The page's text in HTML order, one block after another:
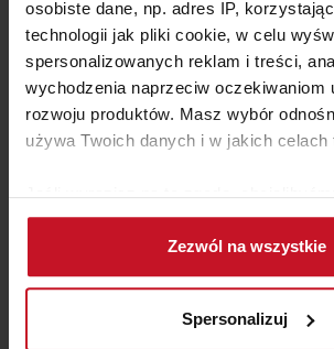
osobiste dane, np. adres IP,
technologii jak pliki cookie, w celu
spersonalizowanych reklam i treści,
wychodzenia naprzeciw oczekiwaniom
rozwoju produktów. Masz wybór
używa Twoich danych i w jakich celach
Jeśli wyrazisz na to zgodę,
Gromadzić dane dotyczące
geograficznej z dokładnością
Identyfikować Twoje
(fingerprinting, czyli wirtualny
Zezwól na wszystkie
Spersonalizuj
LUSTRO MOMENT
ZAPYTAJ O CENĘ W